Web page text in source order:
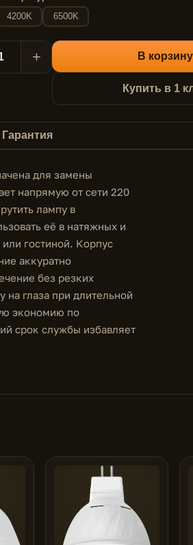
4200K 6500K
+ В корзину
Купить в 1
Гарантия
для замены
напрямую от сети 220
лампу в
её в натяжных и
гостиной. Корпус
аккуратно
без резких
на глаза при длительной
экономию по
срок службы избавляет